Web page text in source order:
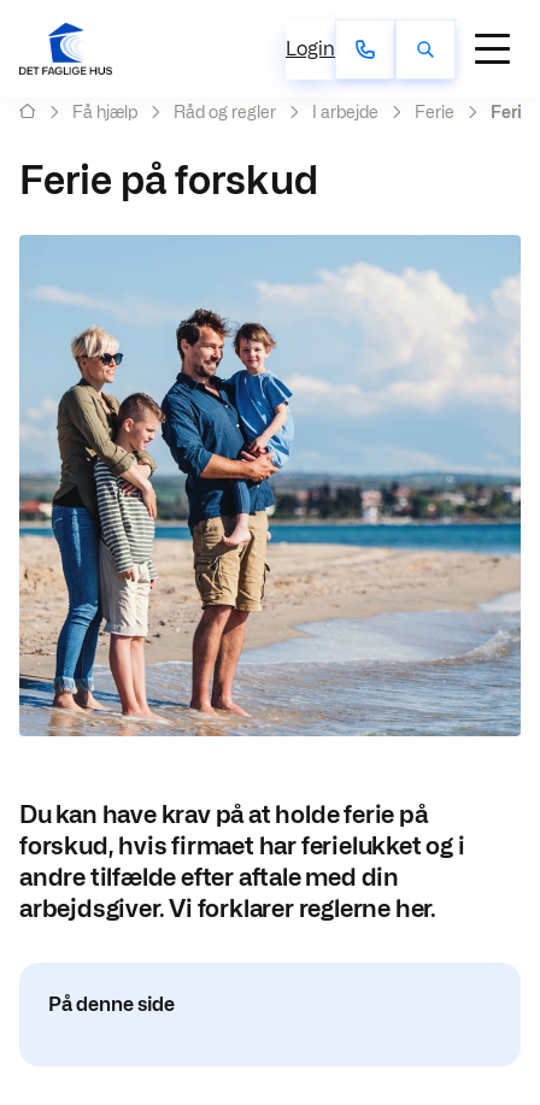
Login
Få hjælp Råd og regler I arbejde Ferie Ferie
Ferie på forskud
Du kan have krav på at holde ferie på
forskud, hvis firmaet har ferielukket og i
andre tilfælde efter aftale med din
arbejdsgiver. Vi forklarer reglerne her.
På denne side